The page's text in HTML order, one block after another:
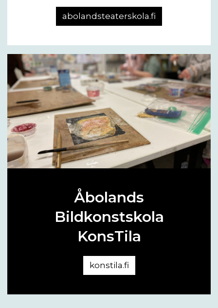
abolandsteaterskola.fi
Åbolands
Bildkonstskola
KonsTila
konstila.fi